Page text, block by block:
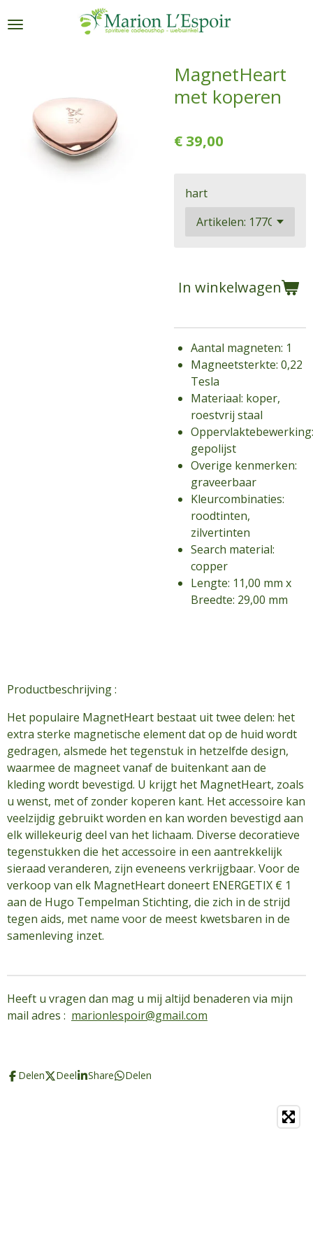
direct
MagnetHeart
met koperen
€ 39,00
hart
In winkelwagen
Aantal magneten: 1
Magneetsterkte: 0,22
Tesla
Materiaal: koper,
roestvrij staal
Oppervlaktebewerking:
gepolijst
Overige kenmerken:
graveerbaar
Kleurcombinaties:
roodtinten,
zilvertinten
Search material:
copper
Lengte: 11,00 mm x
Breedte: 29,00 mm
Productbeschrijving :
Het populaire MagnetHeart bestaat uit twee delen: het
extra sterke magnetische element dat op de huid wordt
gedragen, alsmede het tegenstuk in hetzelfde design,
waarmee de magneet vanaf de buitenkant aan de
kleding wordt bevestigd. U krijgt het MagnetHeart, zoals
u wenst, met of zonder koperen kant. Het accessoire kan
veelzijdig gebruikt worden en kan worden bevestigd aan
elk willekeurig deel van het lichaam. Diverse decoratieve
tegenstukken die het accessoire in een aantrekkelijk
sieraad veranderen, zijn eveneens verkrijgbaar. Voor de
verkoop van elk MagnetHeart doneert ENERGETIX € 1
aan de Hugo Tempelman Stichting, die zich in de strijd
tegen aids, met name voor de meest kwetsbaren in de
samenleving inzet.
Heeft u vragen dan mag u mij altijd benaderen via mijn
mail adres : marionlespoir@gmail.com
Delen Deel Share Delen